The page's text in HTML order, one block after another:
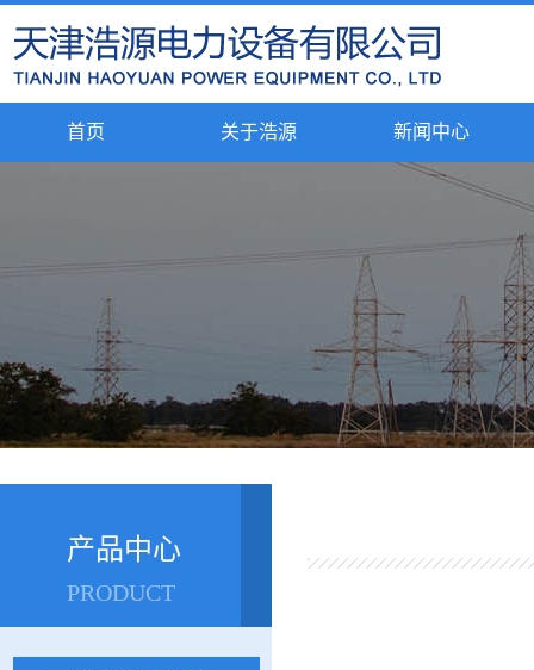
首页 关于浩源 新闻中心
产品中心
PRODUCT